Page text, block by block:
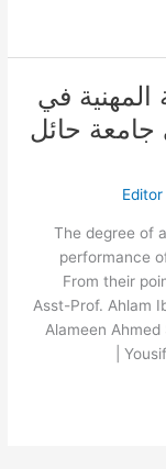
المهنية في
جامعة حائل
Editor
The degree of
performance
From their
Asst-Prof. Ahlam
Alameen Ahmed